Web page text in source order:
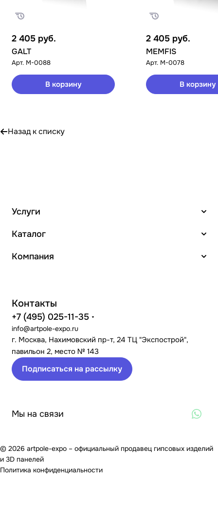
2 405 руб.
GALT
Арт. M-0088
В корзину
2 405 руб.
MEMFIS
Арт. M-0078
В корзину
Назад к списку
Услуги
Каталог
Компания
Контакты
+7 (495) 025-11-35
info@artpole-expo.ru
г. Москва, Нахимовский пр-т, 24 ТЦ "Экспострой",
павильон 2, место № 143
Подписаться на рассылку
Мы на связи
© 2026 artpole-expo – официальный продавец гипсовых изделий
и 3D панелей
Политика конфиденциальности